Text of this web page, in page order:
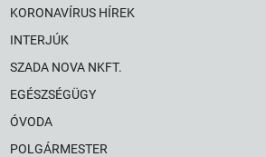
KORONAVÍRUS HÍREK
INTERJÚK
SZADA NOVA NKFT.
EGÉSZSÉGÜGY
ÓVODA
POLGÁRMESTER